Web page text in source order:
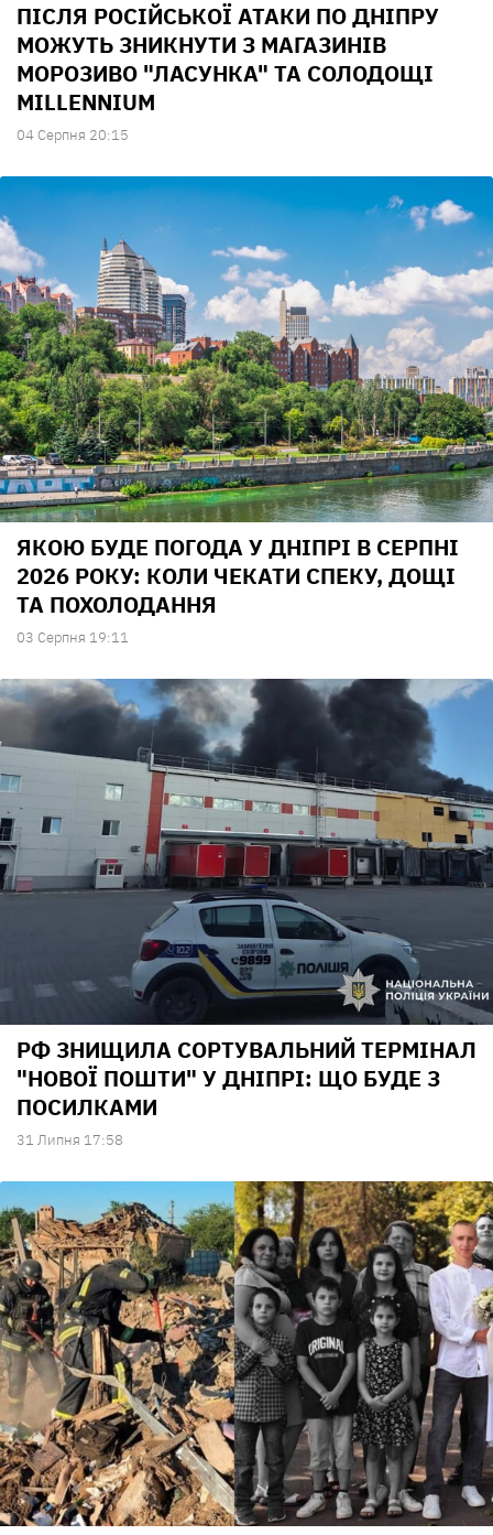
ПІСЛЯ РОСІЙСЬКОЇ АТАКИ ПО ДНІПРУ
МОЖУТЬ ЗНИКНУТИ З МАГАЗИНІВ
МОРОЗИВО "ЛАСУНКА" ТА СОЛОДОЩІ
MILLENNIUM
04 Серпня 20:15
ЯКОЮ БУДЕ ПОГОДА У ДНІПРІ В СЕРПНІ
2026 РОКУ: КОЛИ ЧЕКАТИ СПЕКУ, ДОЩІ
ТА ПОХОЛОДАННЯ
03 Серпня 19:11
РФ ЗНИЩИЛА СОРТУВАЛЬНИЙ ТЕРМІНАЛ
"НОВОЇ ПОШТИ" У ДНІПРІ: ЩО БУДЕ З
ПОСИЛКАМИ
31 Липня 17:58